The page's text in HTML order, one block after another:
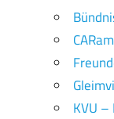
KVU –